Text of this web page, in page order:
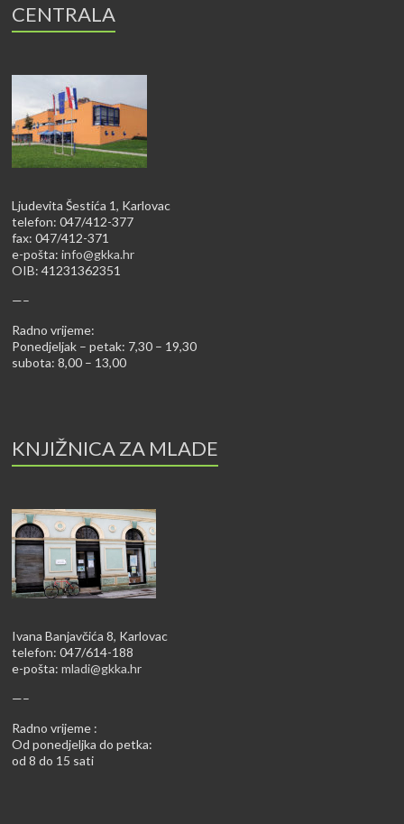
CENTRALA
Ljudevita Šestića 1, Karlovac
telefon: 047/412-377
fax: 047/412-371
e-pošta:info@gkka.hr
OIB: 41231362351
—–
Radno vrijeme:
Ponedjeljak – petak: 7,30 – 19,30
subota: 8,00 – 13,00
KNJIŽNICA ZA MLADE
Ivana Banjavčića 8, Karlovac
telefon: 047/614-188
e-pošta:mladi@gkka.hr
—–
Radno vrijeme :
Od ponedjeljka do petka:
od 8 do 15 sati